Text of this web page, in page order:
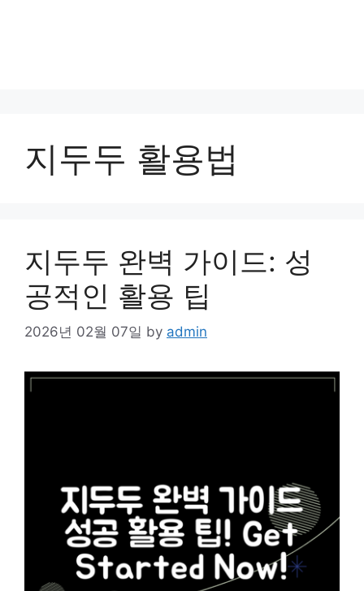
지두두 활용법
지두두 완벽 가이드: 성
공적인 활용 팁
2026년 02월 07일 by admin